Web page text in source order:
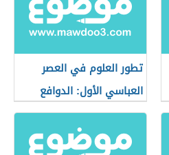
تطور العلوم في العصر
العباسي الأول: الدوافع
والأسباب والنتائج